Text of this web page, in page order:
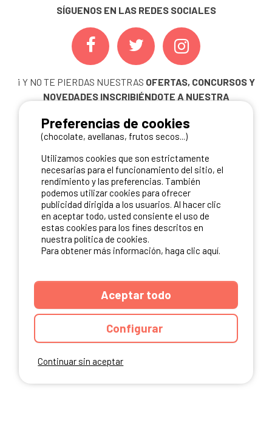
SÍGUENOS EN LAS REDES SOCIALES
¡ Y NO TE PIERDAS NUESTRAS OFERTAS, CONCURSOS Y
NOVEDADES INSCRIBIÉNDOTE A NUESTRA
ME INSCRIBO
NUESTROS PARTNERS
Continuar sin aceptar
Preferencias de cookies
(chocolate, avellanas, frutos secos...)
Utilizamos cookies que son estrictamente
necesarias para el funcionamiento del sitio, el
rendimiento y las preferencias. También
podemos utilizar cookies para ofrecer
publicidad dirigida a los usuarios. Al hacer clic
en aceptar todo, usted consiente el uso de
estas cookies para los fines descritos en
nuestra política de cookies.
Para obtener más información, haga clic aquí.
Aceptar todo
Configurar